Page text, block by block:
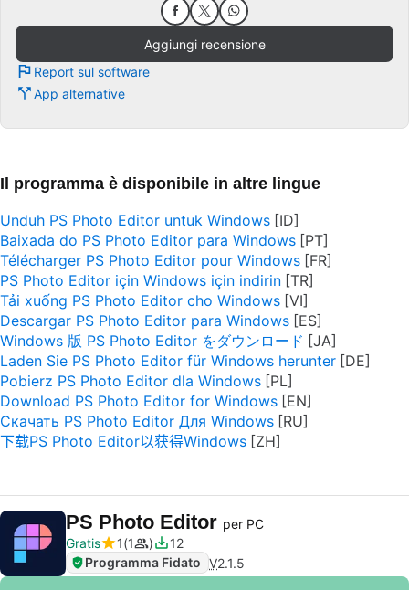
Aggiungi recensione
Report sul software
App alternative
Il programma è disponibile in altre lingue
Unduh PS Photo Editor untuk Windows
Baixada do PS Photo Editor para Windows
Télécharger PS Photo Editor pour Windows
PS Photo Editor için Windows için indirin
Tải xuống PS Photo Editor cho Windows
Descargar PS Photo Editor para Windows
Windows 版 PS Photo Editor をダウンロード
Laden Sie PS Photo Editor für Windows herunter
Pobierz PS Photo Editor dla Windows
Download PS Photo Editor for Windows
Скачать PS Photo Editor Для Windows
下载PS Photo Editor以获得Windows
PS Photo Editor per PC
Gratis
1 1
12
Programma Fidato V2.1.5